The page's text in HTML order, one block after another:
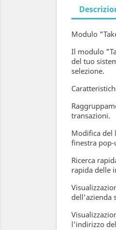
Modulo
Il modulo
del tuo
selezione.
transazioni.
Modifica del
finestra
Ricerca
rapida delle
dell'azienda
l'indirizzo